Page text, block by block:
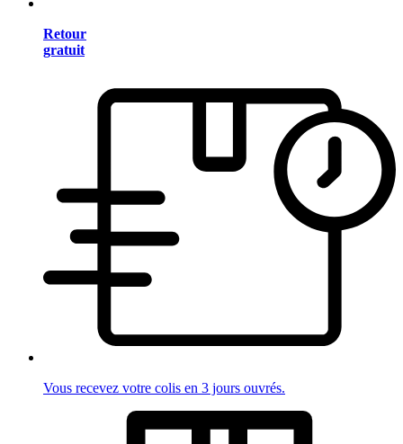
Retour
gratuit
Vous recevez votre colis en 3 jours ouvrés.